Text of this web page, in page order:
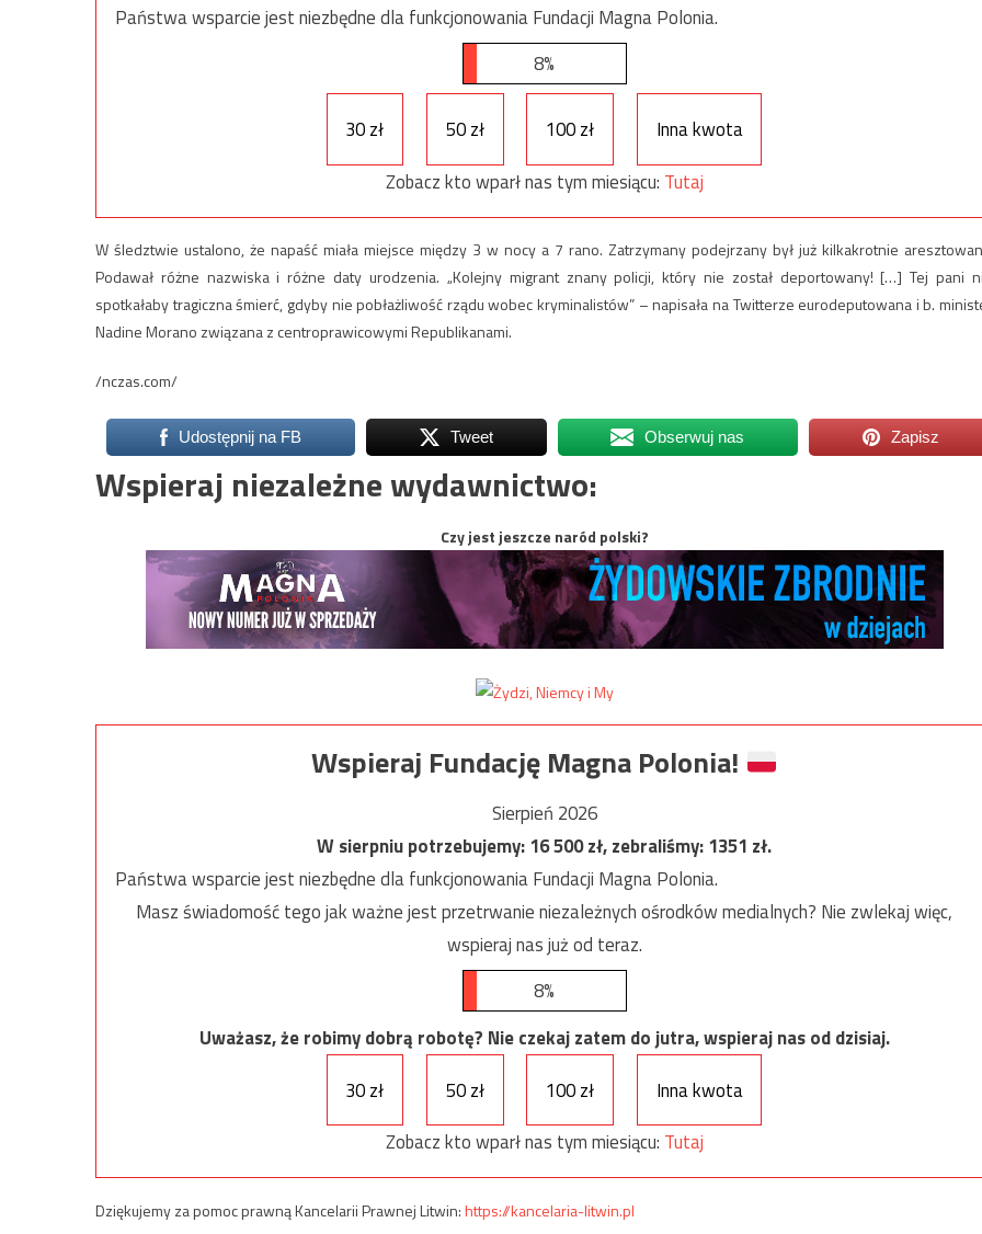
Państwa wsparcie jest niezbędne dla funkcjonowania Fundacji Magna Polonia.
8%
30 zł 50 zł 100 zł
Inna kwota
Zobacz kto wparł nas tym miesiącu: Tutaj
W śledztwie ustalono, że napaść miała miejsce między 3 w nocy a 7 rano. Zatrzymany podejrzany był już kilkakrotnie
Podawał różne nazwiska i różne daty urodzenia. „Kolejny migrant znany policji, który nie został deportowany! […] Tej pani
spotkałaby tragiczna śmierć, gdyby nie pobłażliwość rządu wobec kryminalistów” – napisała na Twitterze eurodeputowana i b.
Nadine Morano związana z centroprawicowymi Republikanami.
/nczas.com/
Udostępnij na FB Tweet Obserwuj nas Zapisz
Wspieraj niezależne wydawnictwo:
Czy jest jeszcze naród polski?
Wspieraj Fundację Magna Polonia!
Sierpień 2026
W sierpniu potrzebujemy:16 500zł, zebraliśmy:1351 zł.
Państwa wsparcie jest niezbędne dla funkcjonowania Fundacji Magna Polonia.
Masz świadomość tego jak ważne jest przetrwanie niezależnych ośrodków medialnych? Nie zwlekaj więc,
wspieraj nas już od teraz.
8%
Uważasz, że robimy dobrą robotę? Nie czekaj zatem do jutra, wspieraj nas od dzisiaj.
30 zł
50 zł 100 zł
Inna kwota
Zobacz kto wparł nas tym miesiącu: Tutaj
Dziękujemy za pomoc prawną Kancelarii Prawnej Litwin:https://kancelaria-litwin.pl